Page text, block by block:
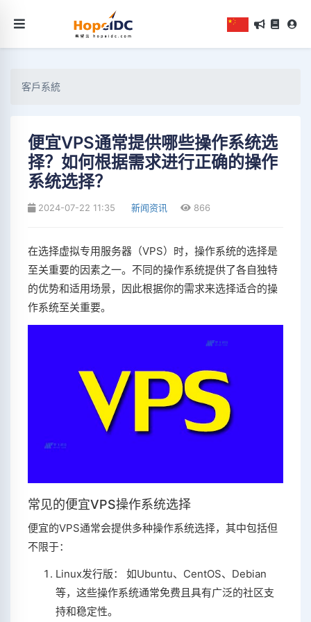
客戶系統
便宜VPS通常提供哪些操作系统选
择？如何根据需求进行正确的操作
系统选择？
2024-07-22 11:35 新闻资讯 866
在选择虚拟专用服务器（VPS）时，操作系统的选择是
至关重要的因素之一。不同的操作系统提供了各自独特
的优势和适用场景，因此根据你的需求来选择适合的操
作系统至关重要。
常见的便宜VPS操作系统选择
便宜的VPS通常会提供多种操作系统选择，其中包括但
不限于：
Linux发行版： 如Ubuntu、CentOS、Debian
等，这些操作系统通常免费且具有广泛的社区支
持和稳定性。